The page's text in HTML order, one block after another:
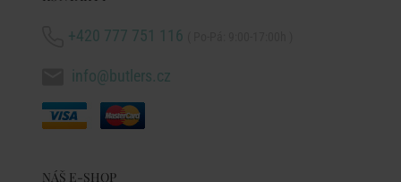
+420 777 751 116
info@butlers.cz
NÁŠ E-SHOP